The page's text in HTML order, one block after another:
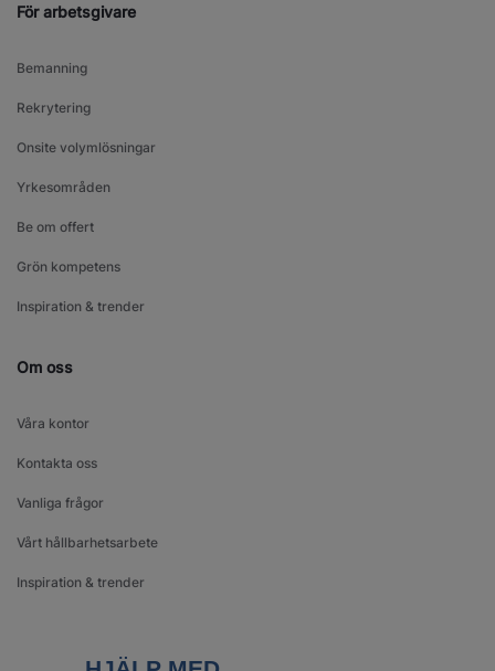
För arbetsgivare
Bemanning
Rekrytering
Onsite volymlösningar
Yrkesområden
Be om offert
Grön kompetens
Inspiration & trender
Om oss
Våra kontor
Kontakta oss
Vanliga frågor
Vårt hållbarhetsarbete
Inspiration & trender